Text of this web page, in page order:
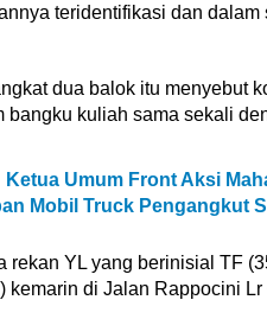
teridentifikasi dan
dua balok itu menyebut
bangku kuliah sama sekali
Ketua Umum Front Aksi
Mobil Truck Pengangkut
rekan YL yang berinisial TF
kemarin di Jalan Rappocini Lr